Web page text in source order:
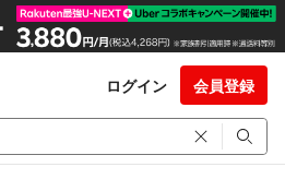
ログイン 会員登録